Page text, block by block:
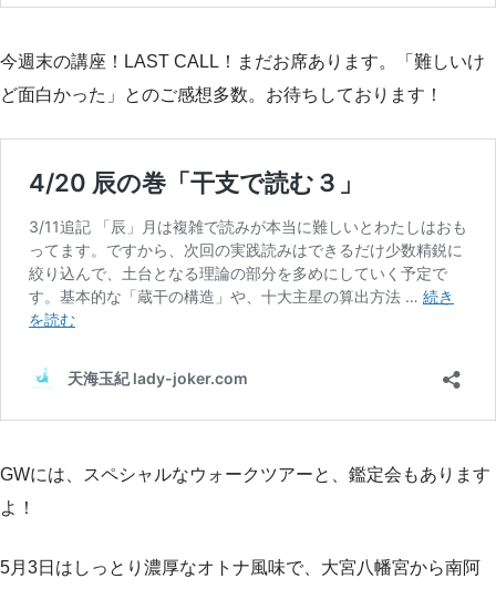
今週末の講座！LAST CALL！まだお席あります。「難しいけ
ど面白かった」とのご感想多数。お待ちしております！
GWには、スペシャルなウォークツアーと、鑑定会もあります
よ！
5月3日はしっとり濃厚なオトナ風味で、大宮八幡宮から南阿